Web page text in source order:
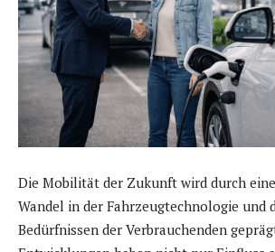
Die Mobilität der Zukunft wird durch
Wandel in der Fahrzeugtechnologie und
Bedürfnissen der Verbrauchenden